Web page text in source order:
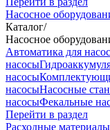
Насосное
Каталог/
Насосное
Автоматика для
насосы
насосы
насосыНасосные
насосыФекальные
Перейти в раздел
Расходные материалы